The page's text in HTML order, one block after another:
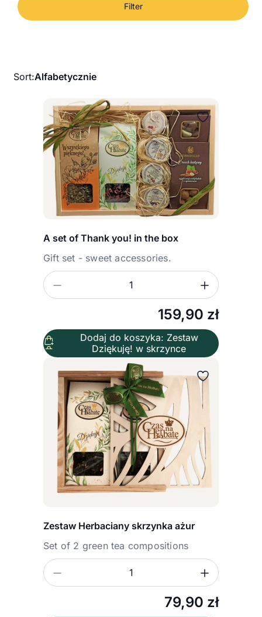
-
Filter
Sort:Alfabetycznie
A set of Thank you! in the box
Gift set - sweet accessories.
159,90 zł
Zmniejsz ilość
Dodaj do koszyka: Zestaw
Dziękuję! w skrzynce
Zestaw Herbaciany skrzynka ażur
Set of 2 green tea compositions
79,90 zł
Zmniejsz ilość